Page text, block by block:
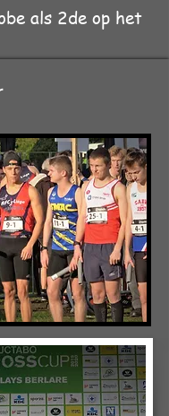
als 2de op het